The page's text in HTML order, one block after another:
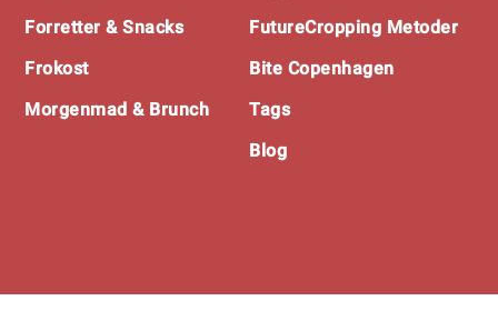
Forretter & Snacks
Frokost
Morgenmad & Brunch
FutureCropping Metoder
Bite Copenhagen
Tags
Blog